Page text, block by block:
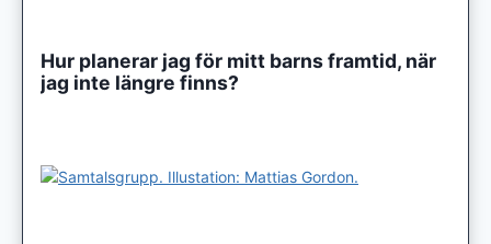
Hur planerar jag för mitt barns framtid, när
jag inte längre finns?